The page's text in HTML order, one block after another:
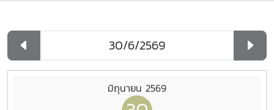
มิถุนายน 2569